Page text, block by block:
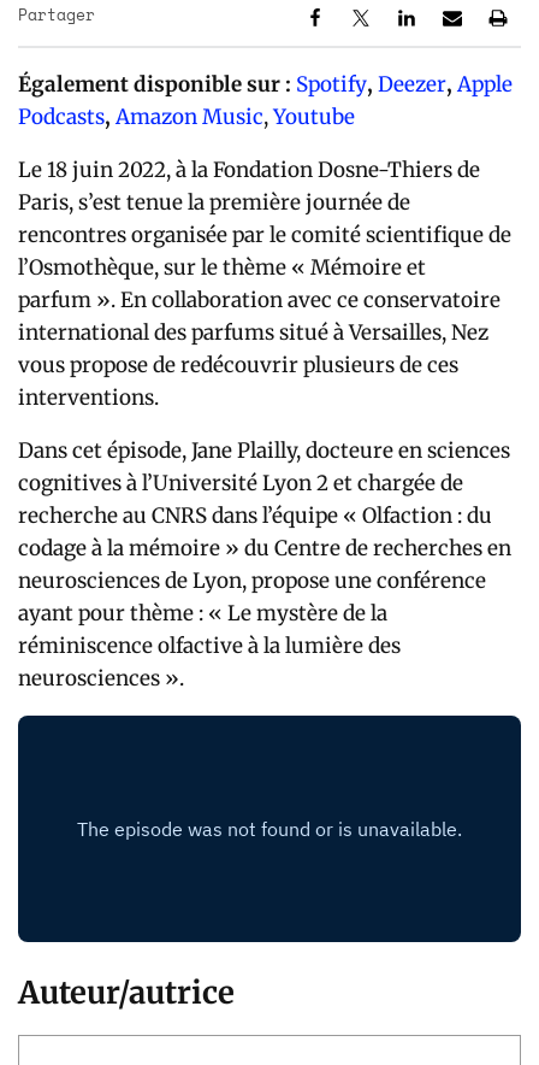
Partager
Également disponible sur : Spotify, Deezer, Apple
Podcasts, Amazon Music,Youtube
Le 18 juin 2022, à la Fondation Dosne-Thiers de
Paris, s’est tenue la première journée de
rencontres organisée par le comité scientifique de
l’Osmothèque, sur le thème « Mémoire et
parfum ». En collaboration avec ce conservatoire
international des parfums situé à Versailles, Nez
vous propose de redécouvrir plusieurs de ces
interventions.
Dans cet épisode, Jane Plailly, docteure en sciences
cognitives à l’Université Lyon 2 et chargée de
recherche au CNRS dans l’équipe « Olfaction : du
codage à la mémoire » du Centre de recherches en
neurosciences de Lyon, propose une conférence
ayant pour thème : « Le mystère de la
réminiscence olfactive à la lumière des
neurosciences ».
Auteur/autrice